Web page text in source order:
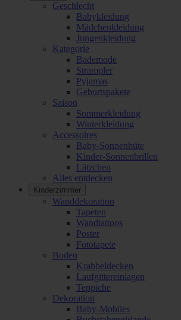
Geschlecht
Babykleidung
Mädchenkleidung
Jungenkleidung
Kategorie
Bademode
Strampler
Pyjamas
Geburtspakete
Saison
Sommerkleidung
Winterkleidung
Accessoires
Baby-Sonnenhüte
Kinder-Sonnenbrillen
Lätzchen
Alles entdecken
Kinderzimmer
Wanddekoration
Tapeten
Wandtattoos
Poster
Fototapete
Boden
Krabbeldecken
Laufgittereinlagen
Teppiche
Dekoration
Baby-Mobiles